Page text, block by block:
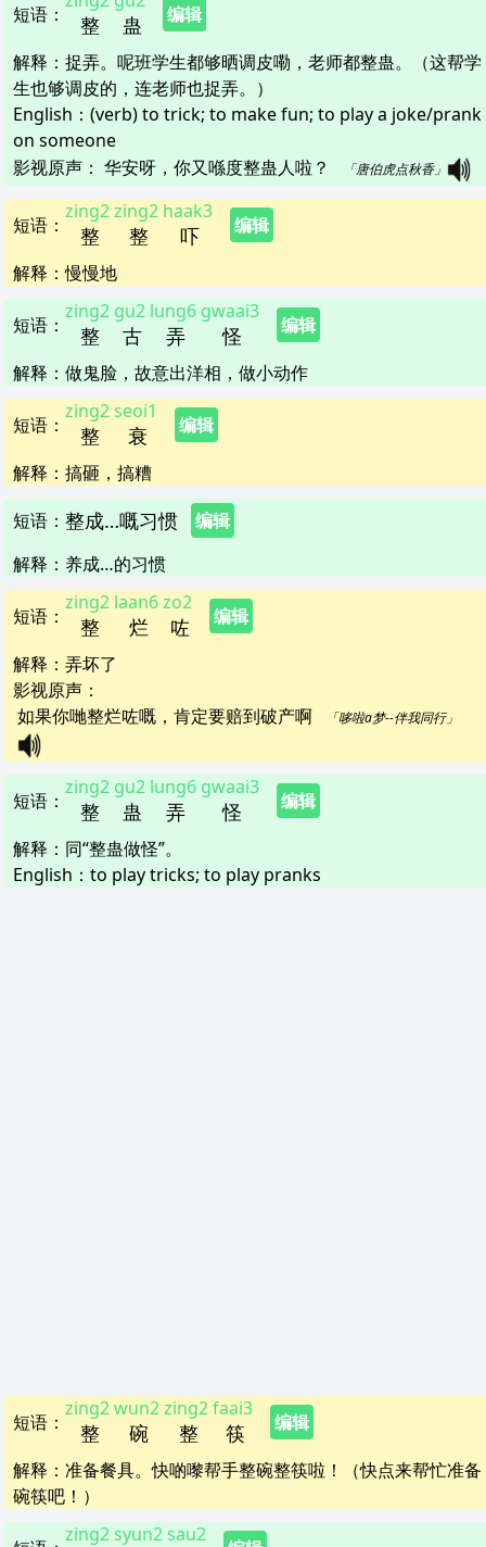
短语 ： 整 蛊
编辑
解释 ： 捉弄。呢班学生都够晒调皮嘞，老师都整蛊。（这帮学
生也够调皮的，连老师也捉弄。）
English： (verb) to trick; to make fun; to play a joke/prank
on someone
影视原声： 华安呀，你又喺度整蛊人啦？ 「唐伯虎点秋香」
短语 ： 整
zing2
整
zing2
吓
haak3
编辑
解释 ：慢慢地
短语 ： 整
zing2
古
gu2
弄
lung6
怪
gwaai3
编辑
解释 ： 做鬼脸，故意出洋相，做小动作
短语 ： 整
zing2
衰
seoi1
编辑
解释 ： 搞砸，搞糟
短语 ： 整成…嘅习惯
编辑
解释 ： 养成…的习惯
短语 ： 整
zing2
烂
laan6
咗
zo2
编辑
解释 ： 弄坏了
影视原声：
如果你哋整烂咗嘅，肯定要赔到破产啊
「哆啦a梦--伴我同行」
短语 ： 整
zing2
蛊
gu2
弄
lung6
怪
gwaai3
编辑
解释 ： 同“整蛊做怪”。
English： to play tricks; to play pranks
短语 ： 整
zing2
碗
wun2
整
zing2
筷
faai3
编辑
解释 ： 准备餐具。快啲嚟帮手整碗整筷啦！（快点来帮忙准备
碗筷吧！）
zing2 syun2 sau2